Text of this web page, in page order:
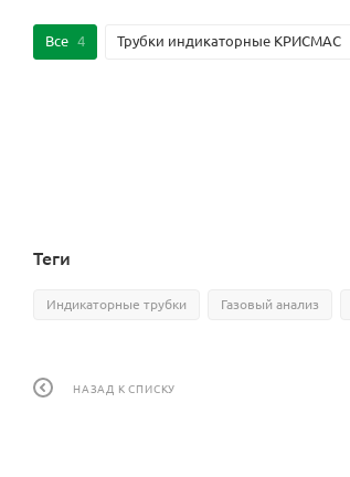
Все 4 Трубки индикаторные КРИСМАС
Теги
Индикаторные трубки Газовый анализ
НАЗАД К СПИСКУ